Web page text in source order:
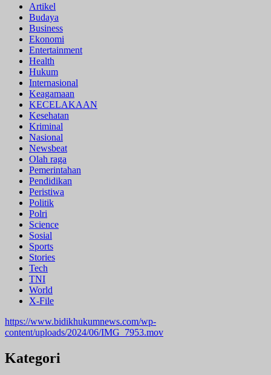
Artikel
Budaya
Business
Ekonomi
Entertainment
Health
Hukum
Internasional
Keagamaan
KECELAKAAN
Kesehatan
Kriminal
Nasional
Newsbeat
Olah raga
Pemerintahan
Pendidikan
Peristiwa
Politik
Polri
Science
Sosial
Sports
Stories
Tech
TNI
World
X-File
https://www.bidikhukumnews.com/wp-
content/uploads/2024/06/IMG_7953.mov
Kategori